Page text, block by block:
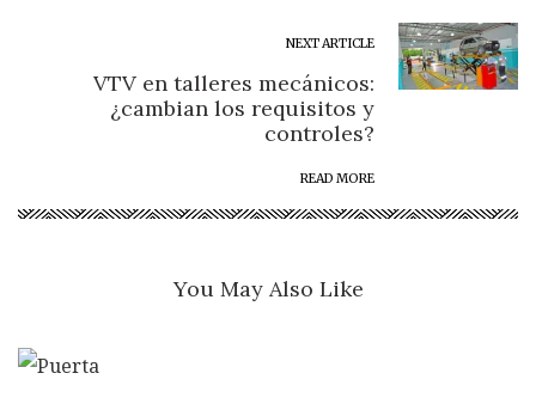
NEXT ARTICLE
VTV en talleres mecánicos:
¿cambian los requisitos y
controles?
READ MORE
You May Also Like